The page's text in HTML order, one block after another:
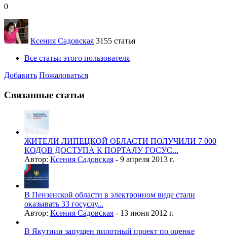
0
Ксения Садовская 3155 статья
Все статьи этого пользователя
Добавить Пожаловаться
Связанные статьи
ЖИТЕЛИ ЛИПЕЦКОЙ ОБЛАСТИ ПОЛУЧИЛИ 7 000
КОДОВ ДОСТУПА К ПОРТАЛУ ГОСУС...
Автор: Ксения Садовская - 9 апреля 2013 г.
В Пензенской области в электронном виде стали
оказывать 33 госуслу...
Автор: Ксения Садовская - 13 июня 2012 г.
В Якутиии запущен пилотный проект по оценке